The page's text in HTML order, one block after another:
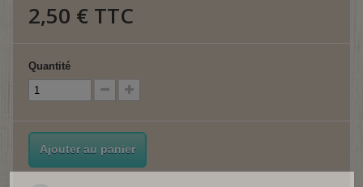
2,50 € TTC
Quantité
Ajouter au panier